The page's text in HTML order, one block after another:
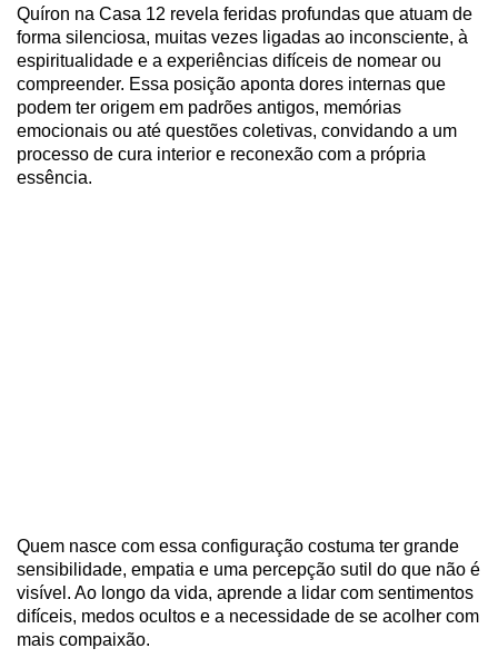
Quíron na Casa 12 revela feridas profundas que atuam de
forma silenciosa, muitas vezes ligadas ao inconsciente, à
espiritualidade e a experiências difíceis de nomear ou
compreender. Essa posição aponta dores internas que
podem ter origem em padrões antigos, memórias
emocionais ou até questões coletivas, convidando a um
processo de cura interior e reconexão com a própria
essência.
Quem nasce com essa configuração costuma ter grande
sensibilidade, empatia e uma percepção sutil do que não é
visível. Ao longo da vida, aprende a lidar com sentimentos
difíceis, medos ocultos e a necessidade de se acolher com
mais compaixão.